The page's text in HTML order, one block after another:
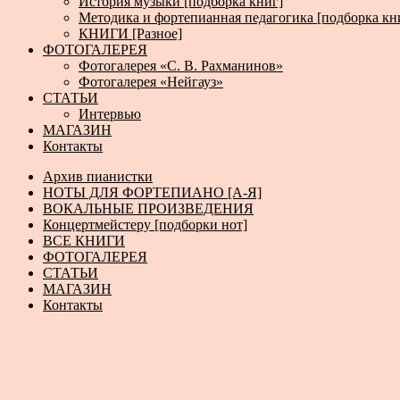
Методика и фортепианная педагогика [подборка
КНИГИ [Разное]
ФОТОГАЛЕРЕЯ
Фотогалерея «С. В. Рахманинов»
Фотогалерея «Нейгауз»
СТАТЬИ
Интервью
МАГАЗИН
Контакты
Архив пианистки
НОТЫ ДЛЯ ФОРТЕПИАНО [А-Я]
ВОКАЛЬНЫЕ ПРОИЗВЕДЕНИЯ
Концертмейстеру [подборки нот]
ВСЕ КНИГИ
ФОТОГАЛЕРЕЯ
СТАТЬИ
МАГАЗИН
Контакты